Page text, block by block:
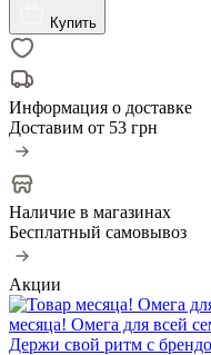
Купить
Информация о доставке
Доставим от 53 грн
Наличие в магазинах
Бесплатный самовывоз
Акции
месяца! Омега для всей
Держи свой ритм с